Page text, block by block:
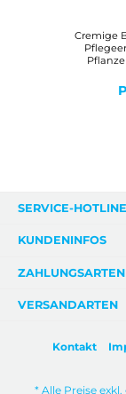
Cremige
SERVICE-HOTLINE
KUNDENINFOS
ZAHLUNGSARTEN
VERSANDARTEN
Kontakt
* Alle Preise